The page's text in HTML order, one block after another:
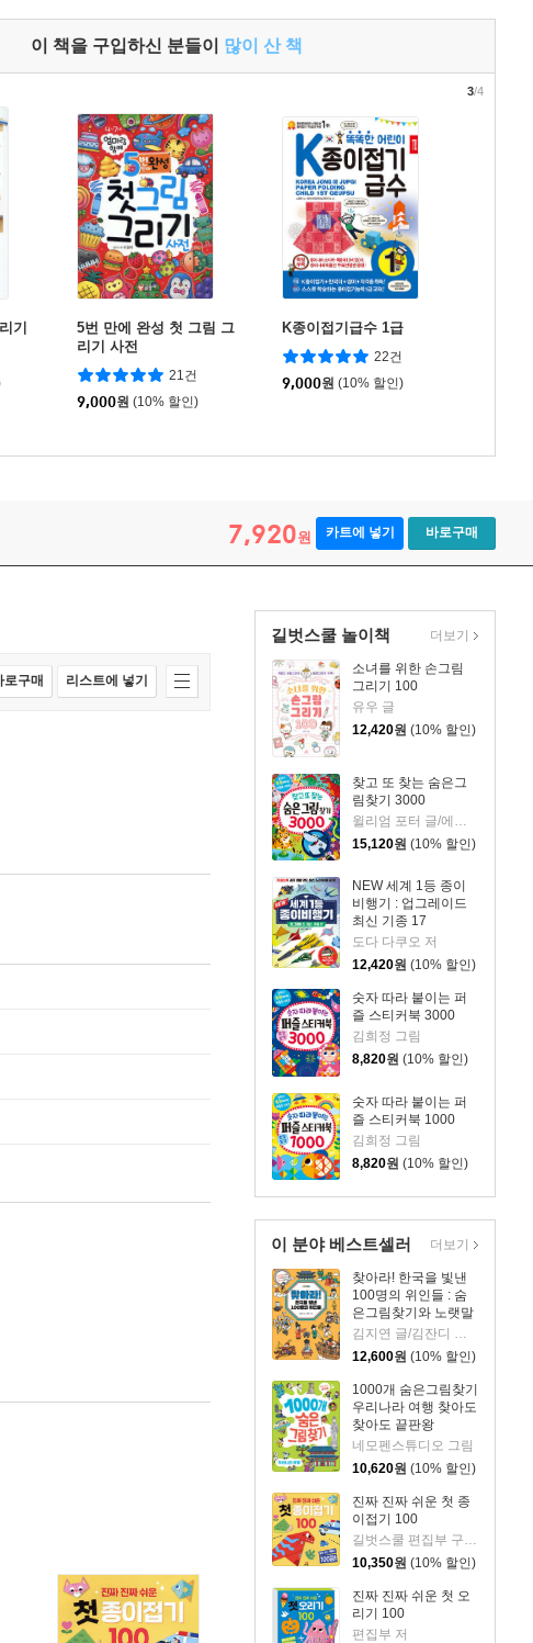
이 책을 구입하신 분들이 많이 산 책
기
5번 만에 완성 첫 그림 그
리기 사전
21건
9,000원 (10% 할인)
K종이접기급수 1급
22건
9,000원 (10% 할인)
3/4
7,920원 카트에 넣기 바로구매
길벗스쿨 놀이책
소녀를 위한 손그림
그리기 100
유우 글
12,420원 (10% 할인)
찾고 또 찾는 숨은그
림찾기 3000
윌리엄 포터 글/에드 마이어,매튜 스캇 그림
15,120원 (10% 할인)
NEW 세계 1등 종이
비행기 : 업그레이드
최신 기종 17
도다 다쿠오 저
12,420원 (10% 할인)
숫자 따라 붙이는 퍼
즐 스티커북 3000
김희정 그림
8,820원 (10% 할인)
숫자 따라 붙이는 퍼
즐 스티커북 1000
김희정 그림
8,820원 (10% 할인)
더보기
이 분야 베스트셀러
찾아라! 한국을 빛낸
100명의 위인들 : 숨
은그림찾기와 노랫말
로 만나는 한국사 이
야기
김지연 글/김잔디 그림
12,600원 (10% 할인)
1000개 숨은그림찾기
우리나라 여행 찾아도
찾아도 끝판왕
네모펜스튜디오 그림
10,620원 (10% 할인)
진짜 진짜 쉬운 첫 종
이접기 100
길벗스쿨 편집부 구성 /김희정 그림
10,350원 (10% 할인)
진짜 진짜 쉬운 첫 오
리기 100
편집부 저
더보기
로구매 리스트에 넣기